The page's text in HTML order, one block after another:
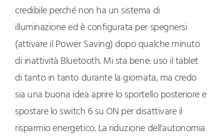
credibile perché non ha un sistema di
illuminazione ed è configurata per spegnersi
(attivare il Power Saving) dopo qualche minuto
di inattività Bluetooth. Mi sta bene: uso il tablet
di tanto in tanto durante la giornata, ma credo
sia una buona idea aprire lo sportello posteriore e
spostare lo switch 6 su ON per disattivare il
risparmio energetico. La riduzione dell'autonomia